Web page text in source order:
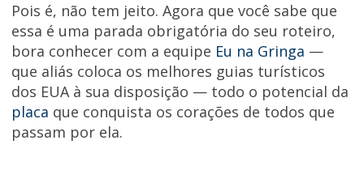
Pois é, não tem jeito. Agora que você sabe que
essa é uma parada obrigatória do seu roteiro,
bora conhecer com a equipe Eu na Gringa —
que aliás coloca os melhores guias turísticos
dos EUA à sua disposição — todo o potencial da
placa que conquista os corações de todos que
passam por ela.